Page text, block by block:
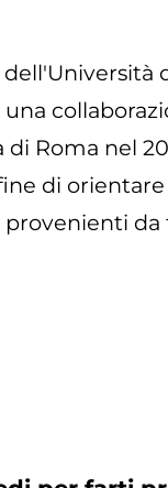
di Roma nel
di
da